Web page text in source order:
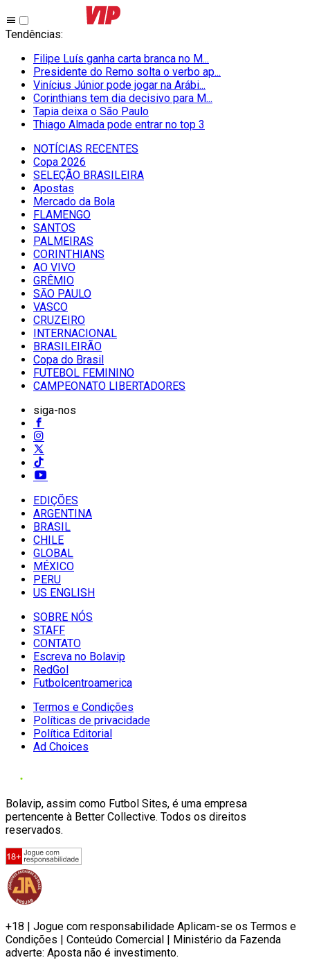
Tendências:
Filipe Luís ganha carta branca no M...
Presidente do Remo solta o verbo ap...
Vinícius Júnior pode jogar na Arábi...
Corinthians tem dia decisivo para M...
Tapia deixa o São Paulo
Thiago Almada pode entrar no top 3
NOTÍCIAS RECENTES
Copa 2026
SELEÇÃO BRASILEIRA
Apostas
Mercado da Bola
FLAMENGO
SANTOS
PALMEIRAS
CORINTHIANS
AO VIVO
GRÊMIO
SĀO PAULO
VASCO
CRUZEIRO
INTERNACIONAL
BRASILEIRÃO
Copa do Brasil
FUTEBOL FEMININO
CAMPEONATO LIBERTADORES
siga-nos
EDIÇÕES
ARGENTINA
BRASIL
CHILE
GLOBAL
MÉXICO
PERU
US ENGLISH
SOBRE NÓS
STAFF
CONTATO
Escreva no Bolavip
RedGol
Futbolcentroamerica
Termos e Condições
Políticas de privacidade
Política Editorial
Ad Choices
Bolavip, assim como Futbol Sites, é uma empresa
pertencente à Better Collective. Todos os direitos
reservados.
+18 | Jogue com responsabilidade Aplicam-se os Termos e
Condições | Conteúdo Comercial | Ministério da Fazenda
adverte: Aposta não é investimento.